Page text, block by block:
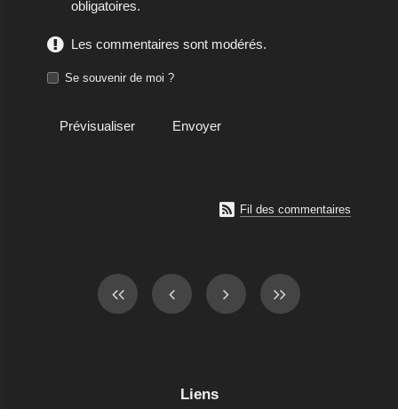
obligatoires.
Les commentaires sont modérés.
Se souvenir de moi ?
 Fil des commentaires
Liens